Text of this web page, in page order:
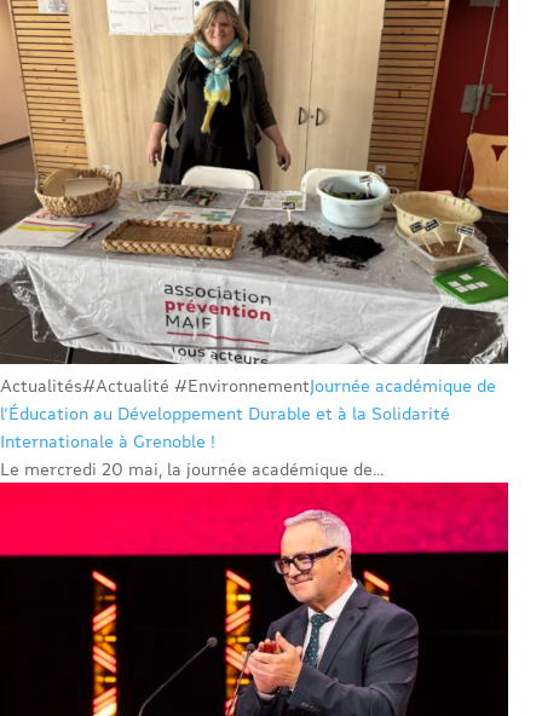
Actualités#Actualité #EnvironnementJournée académique de
l’Éducation au Développement Durable et à la Solidarité
Internationale à Grenoble !
Le mercredi 20 mai, la journée académique de...